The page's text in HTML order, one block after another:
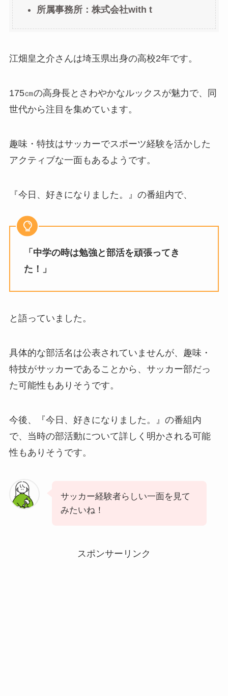
所属事務所：株式会社with t
江畑皇之介さんは埼玉県出身の高校2年です。
175㎝の高身長とさわやかなルックスが魅力で、同
世代から注目を集めています。
趣味・特技はサッカーでスポーツ経験を活かした
アクティブな一面もあるようです。
『今日、好きになりました。』の番組内で、
「中学の時は勉強と部活を頑張ってき
た！」
と語っていました。
具体的な部活名は公表されていませんが、趣味・
特技がサッカーであることから、サッカー部だっ
た可能性もありそうです。
今後、『今日、好きになりました。』の番組内
で、当時の部活動について詳しく明かされる可能
性もありそうです。
サッカー経験者らしい一面を見て
みたいね！
スポンサーリンク